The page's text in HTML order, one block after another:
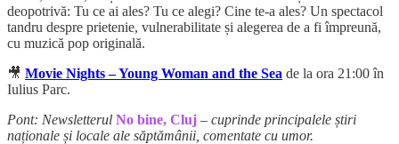
deopotrivă: Tu ce ai ales? Tu ce alegi? Cine te-a ales? Un spectacol
tandru despre prietenie, vulnerabilitate și alegerea de a fi împreună,
cu muzică pop originală.
🎥 Movie Nights – Young Woman and the Sea de la ora 21:00 în
Iulius Parc.
Pont: Newsletterul No bine, Cluj – cuprinde principalele știri
naționale și locale ale săptămânii, comentate cu umor.